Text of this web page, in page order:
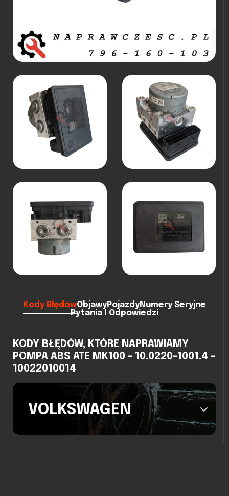
Kody BłędówObjawyPojazdyNumery Seryjne
Pytania I Odpowiedzi
KODY BŁĘDÓW, KTÓRE NAPRAWIAMY
POMPA ABS ATE MK100 - 10.0220-1001.4 -
10022010014
VOLKSWAGEN